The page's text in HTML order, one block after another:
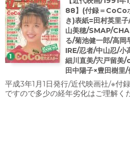
88】(付録＝CoCo
き)表紙=田村英里
山美穂/SMAP/
る/菊池健一郎/高
IRE/忍者/中山忍/小
細川直美/宍戸留
田中陽子×豊田樹里/
平成3年1月1日発行/近代映画社/※付
ですので多少の経年劣化はご理解く